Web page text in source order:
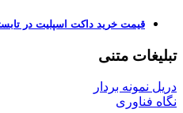
قیمت خرید داکت اسپلیت در تابستان
تبلیغات متنی
دریل نمونه بردار
نگاه فناوری